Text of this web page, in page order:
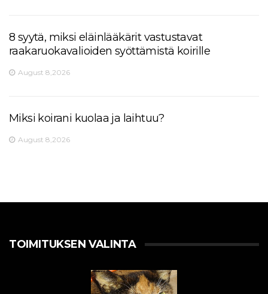
8 syytä, miksi eläinlääkärit vastustavat
raakaruokavalioiden syöttämistä koirille
August 8,2026
Miksi koirani kuolaa ja laihtuu?
August 8,2026
TOIMITUKSEN VALINTA